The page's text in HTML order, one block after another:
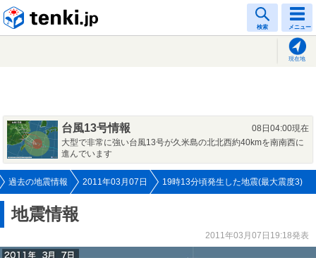
検索 メニュー
現在地
台風13号情報
08日04:00現在
大型で非常に強い台風13号が久米島の北北西約40kmを南南西に
進んでいます
過去の地震情報 2011年03月07日 19時13分頃発生した地震(最大震度3)
地震情報
2011年03月07日19:18発表